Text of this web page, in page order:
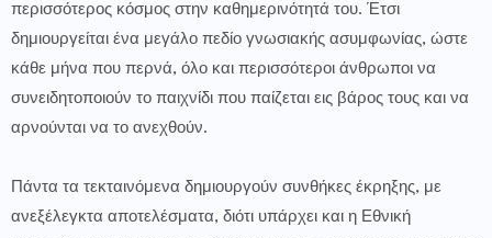
περισσότερος κόσμος στην καθημερινότητά του. Έτσι
δημιουργείται ένα μεγάλο πεδίο γνωσιακής ασυμφωνίας, ώστε
κάθε μήνα που περνά, όλο και περισσότεροι άνθρωποι να
συνειδητοποιούν το παιχνίδι που παίζεται εις βάρος τους και να
αρνούνται να το ανεχθούν.
Πάντα τα τεκταινόμενα δημιουργούν συνθήκες έκρηξης, με
ανεξέλεγκτα αποτελέσματα, διότι υπάρχει και η Εθνική